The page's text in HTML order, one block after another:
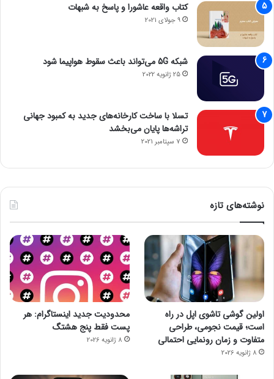
کتاب واقعه عاشورا و پاسخ به شبهات
9 جولای 2021
شبکه 5G می‌تواند باعث سقوط هواپیما شود
25 ژانویه 2022
تسلا با ساخت کارخانه‌های جدید به کمبود جهانی
تراشه‌ها پایان می‌بخشد
7 سپتامبر 2021
نوشته‌های تازه
اولین گوشی تاشوی اپل در راه
است؛ قیمت نجومی، طراحی
متفاوت و زمان رونمایی احتمالی
8 ژانویه 2026
محدودیت جدید اینستاگرام: هر
پست فقط پنج هشتگ
8 ژانویه 2026